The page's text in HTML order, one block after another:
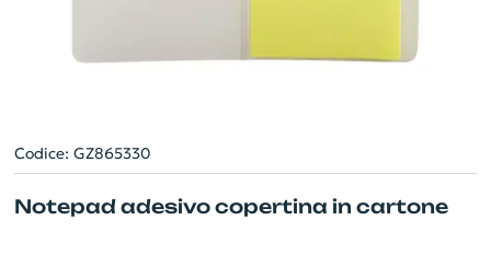
Codice: GZ865330
Notepad adesivo copertina in cartone